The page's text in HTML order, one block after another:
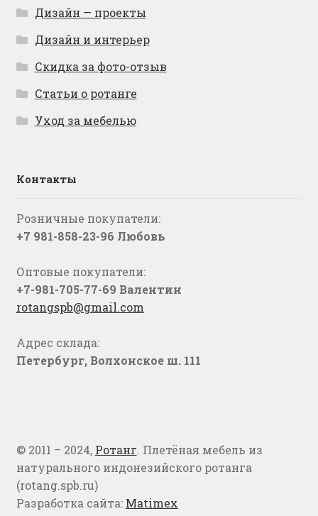
Дизайн — проекты
Дизайн и интерьер
Скидка за фото-отзыв
Статьи о ротанге
Уход за мебелью
Контакты
Розничные покупатели:
+7 981-858-23-96 Любовь
Оптовые покупатели:
+7-981-705-77-69 Валентин
rotangspb@gmail.com
Адрес склада:
Петербург, Волхонское ш. 111
© 2011 – 2024, Ротанг. Плетёная мебель из
натурального индонезийского ротанга
(rotang.spb.ru)
Разработка сайта: Matimex